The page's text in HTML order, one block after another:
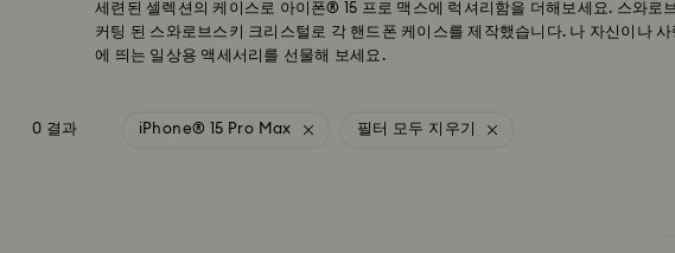
세련된 셀렉션의 케이스로 아이폰® 15 프로 맥스에 럭셔리함을 더해보세요. 스와로
커팅 된 스와로브스키 크리스털로 각 핸드폰 케이스를 제작했습니다. 나 자신이나
에 띄는 일상용 액세서리를 선물해 보세요.
0 결과 iPhone® 15 Pro Max 필터 모두 지우기